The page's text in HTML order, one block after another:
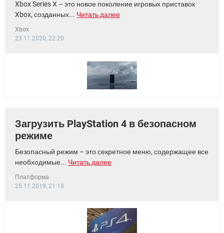
Xbox Series X – это новое поколение игровых приставок
Xbox, созданных... Читать далее
Xbox
23.11.2020, 22:20
Загрузить PlayStation 4 в безопасном
режиме
Безопасный режим – это секретное меню, содержащее все
необходимые... Читать далее
Платформа
25.11.2019, 21:18